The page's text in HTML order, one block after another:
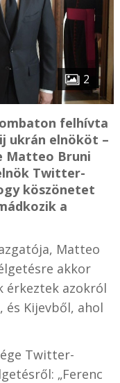
2
felhívta
ukrán elnököt –
Matteo Bruni
Twitter-
köszönetet
a
Matteo
akkor
érkeztek azokról
Kijevből, ahol
Twitter-
„Ferenc